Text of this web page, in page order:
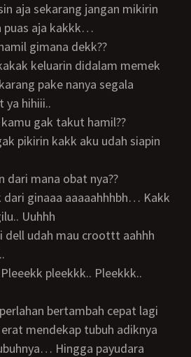
puas aja kakkk…
gimana dekk??
pake nanya segala
hihiii..
kamu gak takut hamil??
dari mana obat nya??
Uuhhh
mendekap tubuh adiknya
Hingga payudara